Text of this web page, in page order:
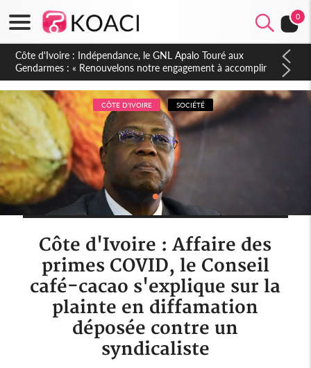
0
Sierra Leone : Un projet de réforme constitutionnelle en
gestation, points clés des amendements, un exclu d'avance
CÔTE D'IVOIRE SOCIÉTÉ
Côte d'Ivoire : Affaire des
primes COVID, le Conseil
café-cacao s'explique sur la
plainte en diffamation
déposée contre un
syndicaliste